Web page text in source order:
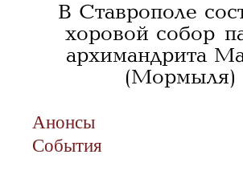
В Ставрополе
хоровой собор
архимандрита
(Мормыля)
Анонсы
События